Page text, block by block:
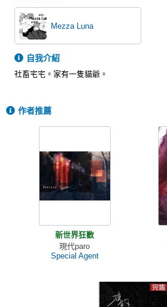
攤位轉讓區
會員功能選單
會員中心
註冊會員
Mezza Luna
自我介紹
社畜宅宅。家有一隻貓爺。
作者推薦
新世界狂歡
現代paro
Special Agent